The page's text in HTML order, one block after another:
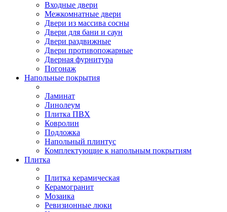
Входные двери
Межкомнатные двери
Двери из массива сосны
Двери для бани и саун
Двери раздвижные
Двери противопожарные
Дверная фурнитура
Погонаж
Напольные покрытия
Ламинат
Линолеум
Плитка ПВХ
Ковролин
Подложка
Напольный плинтус
Комплектующие к напольным покрытиям
Плитка
Плитка керамическая
Керамогранит
Мозаика
Ревизионные люки